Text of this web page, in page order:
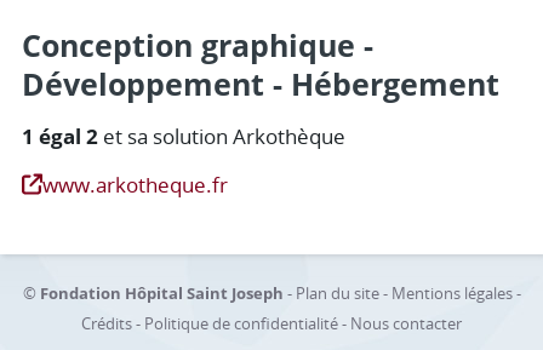
Conception graphique -
Développement - Hébergement
1 égal 2et sa solution Arkothèque
www.arkotheque.fr
© Fondation Hôpital Saint Joseph - Plan du site- Mentions légales-
Crédits- Politique de confidentialité- Nous contacter